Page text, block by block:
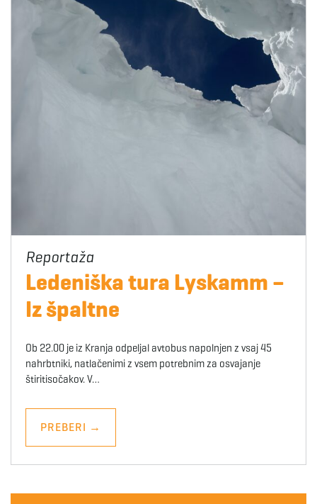
Ledeniška tura Lyskamm –
Iz špaltne
Ob 22.00 je iz Kranja odpeljal avtobus napolnjen z vsaj 45
nahrbtniki, natlačenimi z vsem potrebnim za osvajanje
štiritisočakov. V…
PREBERI →